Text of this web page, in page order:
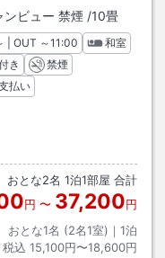
ビュー 禁煙 /10畳
イン
| OUT チェックアウト
～11:00
和室
き
禁煙
払い
おとな2名 1泊1部屋 合計
円 〜 37,200円
おとな1名 (2名1室)｜ 1泊
税込 15,100円〜18,600円